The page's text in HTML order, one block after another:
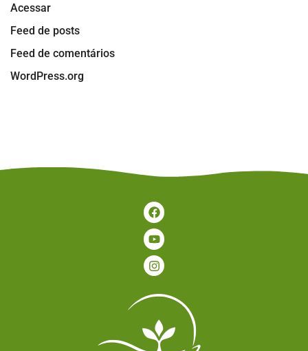
Acessar
Feed de posts
Feed de comentários
WordPress.org